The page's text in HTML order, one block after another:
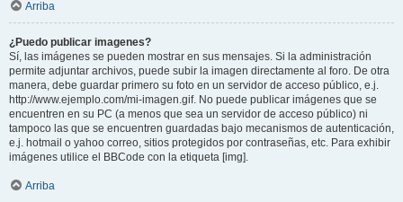
Arriba
¿Puedo publicar imagenes?
Sí, las imágenes se pueden mostrar en sus mensajes. Si la administración
permite adjuntar archivos, puede subir la imagen directamente al foro. De otra
manera, debe guardar primero su foto en un servidor de acceso público, e.j.
http://www.ejemplo.com/mi-imagen.gif. No puede publicar imágenes que se
encuentren en su PC (a menos que sea un servidor de acceso público) ni
tampoco las que se encuentren guardadas bajo mecanismos de autenticación,
e.j. hotmail o yahoo correo, sitios protegidos por contraseñas, etc. Para exhibir
imágenes utilice el BBCode con la etiqueta [img].
Arriba